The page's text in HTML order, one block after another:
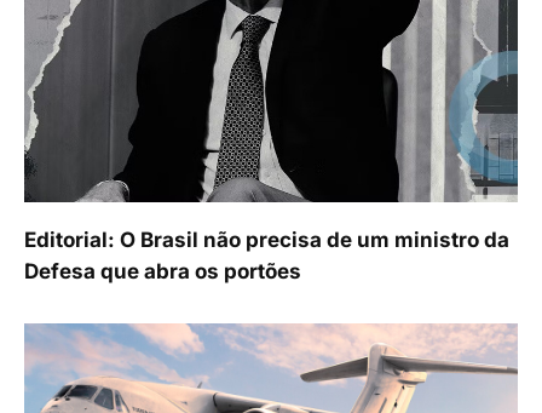
Editorial: O Brasil não precisa de um ministro da
Defesa que abra os portões